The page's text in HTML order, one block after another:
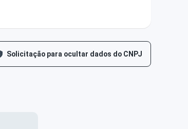
Solicitação para ocultar dados do CNPJ